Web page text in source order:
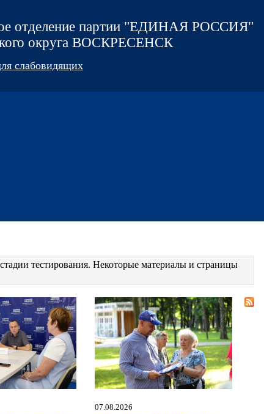
отделение партии "ЕДИНАЯ РОССИЯ"
округа ВОСКРЕСЕНСК
слабовидящих
тестирования. Некоторые материалы и страницы
07.08.2026